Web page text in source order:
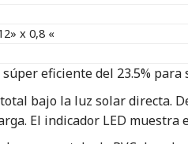
x 0,8 «
eficiente del 23.5%
bajo la luz solar directa.
El indicador LED muestra